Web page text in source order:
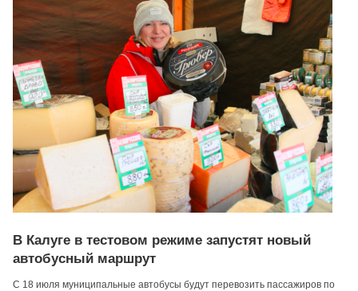
В Калуге в тестовом режиме запустят новый
автобусный маршрут
С 18 июля муниципальные автобусы будут перевозить пассажиров по